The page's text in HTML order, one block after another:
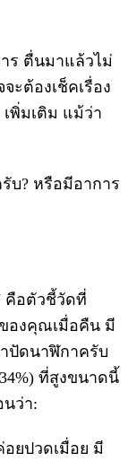
ร ตื่นมาแล้วไม่
ะต้องเช็คเรื่อง
พิ่มเติม แม้ว่า
บ? หรือมีอาการ
คือตัวชี้วัดที่
องคุณเมื่อคืน มี
ปัดนาฬิกาครับ
ที่สูงขนาดนี้
นว่า:
ยปวดเมื่อย มี